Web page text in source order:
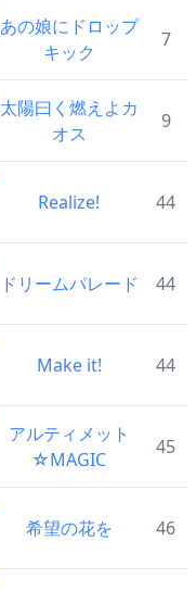
あの娘にドロップ
キック
7
太陽曰く燃えよカ
オス
9
Realize! 44
ドリームパレード 44
Make it! 44
アルティメット
☆MAGIC
45
希望の花を 46